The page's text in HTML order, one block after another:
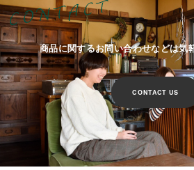
商品に関するお問い合わせなどは気
CONTACT US